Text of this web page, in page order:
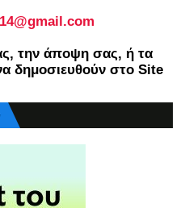
την άποψη σας, ή τα
δημοσιευθούν στο Site